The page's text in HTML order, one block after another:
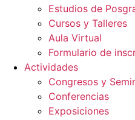
Estudios de
Cursos y Talleres
Aula Virtual
Formulario de
Actividades
Congresos y
Conferencias
Exposiciones